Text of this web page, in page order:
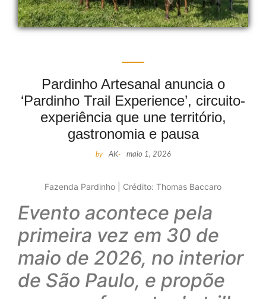
Pardinho Artesanal anuncia o
‘Pardinho Trail Experience’, circuito-
experiência que une território,
gastronomia e pausa
by AK- maio 1, 2026
Fazenda Pardinho | Crédito: Thomas Baccaro
Evento acontece pela
primeira vez em 30 de
maio de 2026, no interior
de São Paulo, e propõe